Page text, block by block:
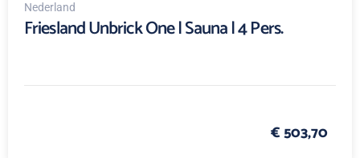
Nederland
Friesland Unbrick One | Sauna | 4 Pers.
€ 503,70